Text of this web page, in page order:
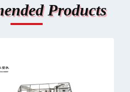
Products